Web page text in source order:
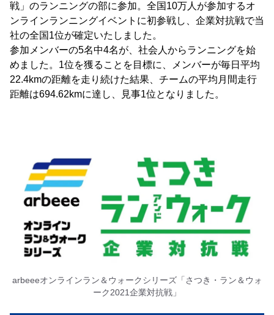
戦」のランニングの部に参加。全国10万人が参加するオ
ンラインランニングイベントに初参戦し、企業対抗戦で当
社の全国1位が確定いたしました。
参加メンバーの5名中4名が、社会人からランニングを始
めました。1位を獲ることを目標に、メンバーが毎日平均
22.4kmの距離を走り続けた結果、チームの平均月間走行
距離は694.62kmに達し、見事1位となりました。
arbeeeオンラインラン＆ウォークシリーズ「さつき・ラン＆ウォ
ーク2021企業対抗戦」